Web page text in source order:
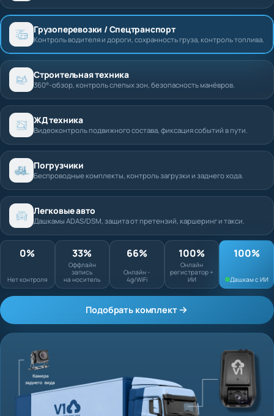
Грузоперевозки / Спецтранспорт
Контроль водителя и дороги, сохранность груза, контроль топлива.
Строительная техника
360°-обзор, контроль слепых зон, безопасность манёвров.
ЖД техника
Видеоконтроль подвижного состава, фиксация событий в пути.
Погрузчики
Беспроводные комплекты, контроль загрузки и заднего хода.
Легковые авто
Дашкамы ADAS/DSM, защита от претензий, каршеринг и такси.
0%
Оффлайн запись
на носитель
66%
Онлайн - 4g/WiFi
100%